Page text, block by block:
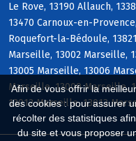
Afin de vous offrir la
des cookies : pour assurer
récolter des statistiques
du site et vous proposer
Le Rove, 13190 Allauch,
13470 Carnoux-en-
Roquefort-la-Bédoule,
Marseille, 13002 Marseille,
13005 Marseille, 13006
Marseille, 13009 Marseille,
13012 Marseille, 13013